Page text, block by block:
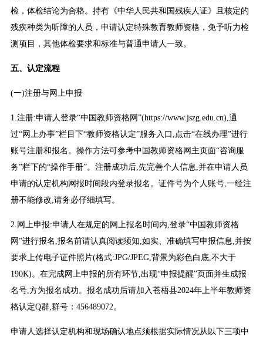
检，体检结论为合格。持有《中华人民共和国残疾人证》且核定的
残疾种类为听障的人员，申请认定特殊教育教师资格，免予听力检
测项目，其他体检要求和标准与普通申请人一致。
五、认定流程
(一)注册与网上申报
1.注册:申请人登录“中国教师资格网”(https://www.jszg.edu.cn),通
过“网上办事”栏目下“教师资格认定”服务入口,点击“在线办理”进行
账号注册和报名。操作方法可参考中国教师资格网主页面“咨询服
务”栏下的“操作手册”。注册成功后,先完善个人信息,并在申请人员
申请的认定机构网报时间段内登录报名。证件号为个人账号,一经注
册不能修改,请务必仔细填写。
2.网上申报:申请人在规定的网上报名时间内,登录“中国教师资格
网”进行报名,报名前请认真阅读须知,如实、准确填写申报信息,并按
要求上传电子证件照片(格式:JPG/JPEG,背景为彩色白底,不大于
190K)。在完成网上申报的所有环节,出现“申报提醒”页面并生成报
名号,方为报名成功。报名成功后请加入苍梧县2024年上半年教师资
格认定Q群,群号：456489072。
申请人选择认定机构和现场确认地点须根据实际情况从以下三项中